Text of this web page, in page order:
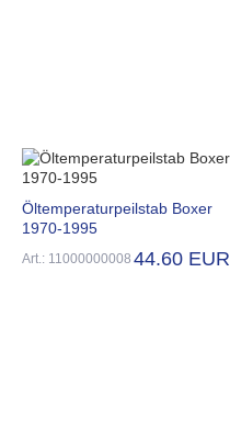
Öltemperaturpeilstab Boxer
1970-1995
Art.: 11000000008 44.60 EUR